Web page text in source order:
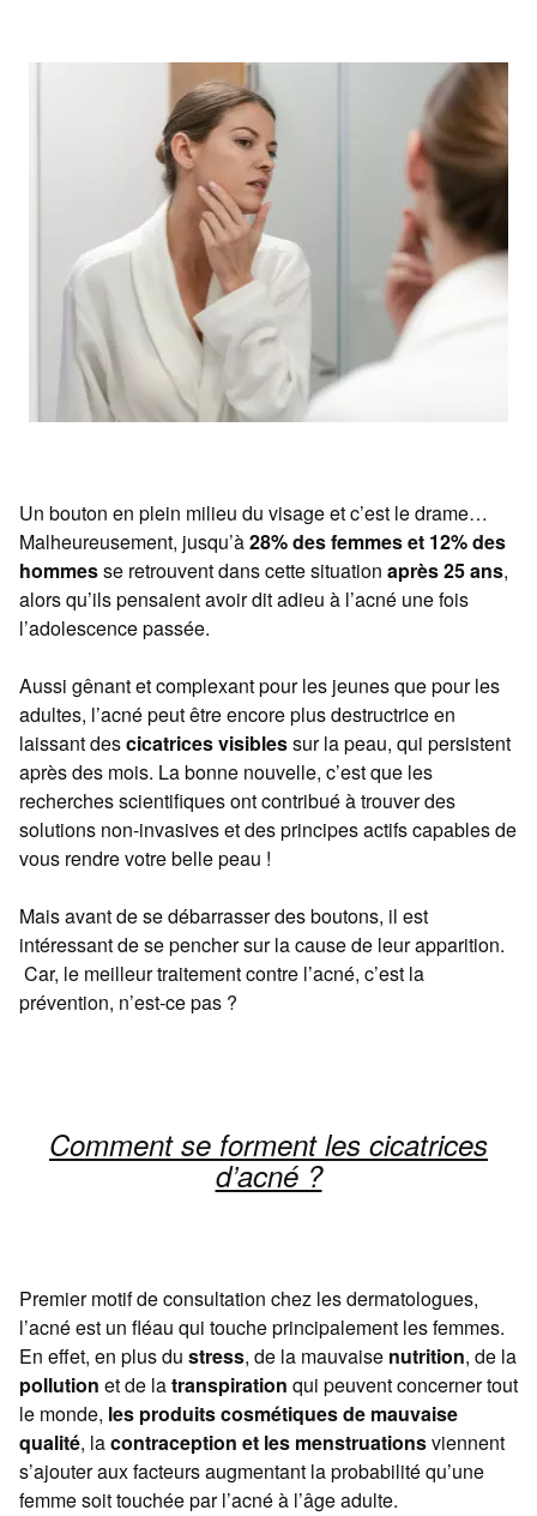
Un bouton en plein milieu du visage et c’est le drame…
Malheureusement, jusqu’à28% des femmes et 12% des
hommesse retrouvent dans cette situation après 25 ans,
alors qu’ils pensaient avoir dit adieu à l’acné une fois
l’adolescence passée.
Aussi gênant et complexant pour les jeunes que pour les
adultes, l’acné peut être encore plus destructrice en
laissant descicatricesvisiblessur la peau, qui persistent
après des mois. La bonne nouvelle, c’est que les
recherches scientifiques ont contribué à trouver des
solutions non-invasives et des principes actifs capables de
vous rendre votre belle peau !
Mais avant de se débarrasser des boutons, il est
intéressant de se pencher sur la cause de leur apparition.
Car, le meilleur traitement contre l’acné, c’est la
prévention, n’est-ce pas ?
Comment se forment les cicatrices
d’acné ?
Premier motif de consultation chez les dermatologues,
l’acné est un fléau qui touche principalement les femmes.
En effet, en plus du stress, de la mauvaise nutrition, de la
pollution et de latranspiration qui peuvent concerner tout
le monde, les produits cosmétiques de mauvaise
qualité, lacontraception et les menstruationsviennent
s’ajouter aux facteurs augmentant la probabilité qu’une
femme soit touchée par l’acné à l’âge adulte.